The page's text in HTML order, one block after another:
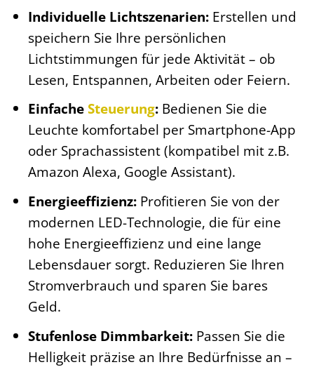
Individuelle Lichtszenarien:Erstellen und
speichern Sie Ihre persönlichen
Lichtstimmungen für jede Aktivität – ob
Lesen, Entspannen, Arbeiten oder Feiern.
EinfacheSteuerung:Bedienen Sie die
Leuchte komfortabel per Smartphone-App
oder Sprachassistent (kompatibel mit z.B.
Amazon Alexa, Google Assistant).
Energieeffizienz:Profitieren Sie von der
modernen LED-Technologie, die für eine
hohe Energieeffizienz und eine lange
Lebensdauer sorgt. Reduzieren Sie Ihren
Stromverbrauch und sparen Sie bares
Geld.
Stufenlose Dimmbarkeit:Passen Sie die
Helligkeit präzise an Ihre Bedürfnisse an –